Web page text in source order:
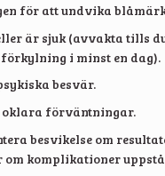
för att undvika
är sjuk (avvakta tills
i minst en dag).
besvär.
förväntningar.
besvikelse om
komplikationer